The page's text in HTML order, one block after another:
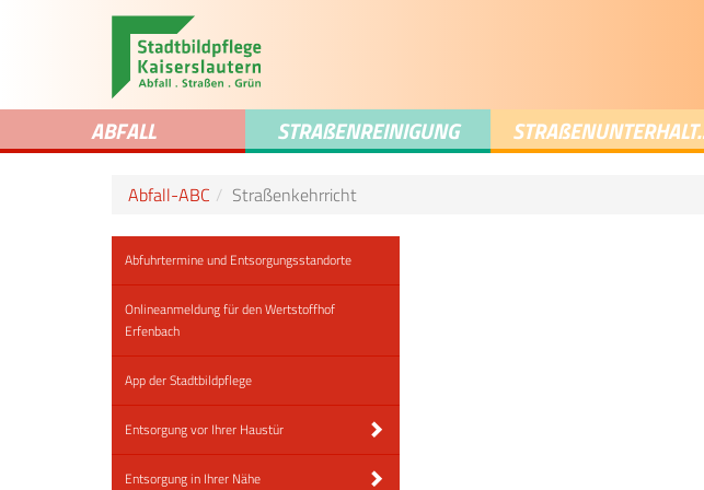
ABFALL STRAßENREINIGUNG STRAßENUNTERHALTUNG
Abfall-ABC Straßenkehrricht
Abfuhrtermine und Entsorgungsstandorte
Onlineanmeldung für den Wertstoffhof
Erfenbach
App der Stadtbildpflege
Entsorgung vor Ihrer Haustür
Entsorgung in Ihrer Nähe